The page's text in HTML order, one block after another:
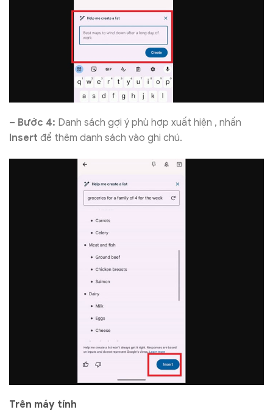
– Bước 4: Danh sách gợi ý phù hợp xuất hiện , nhấn
Insert để thêm danh sách vào ghi chú.
Trên máy tính